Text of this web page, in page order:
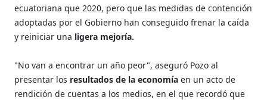
ecuatoriana que 2020, pero que las medidas de contención
adoptadas por el Gobierno han conseguido frenar la caída
y reiniciar una ligera mejoría.
"No van a encontrar un año peor", aseguró Pozo al
presentar los resultados de la economíaen un acto de
rendición de cuentas a los medios, en el que recordó que